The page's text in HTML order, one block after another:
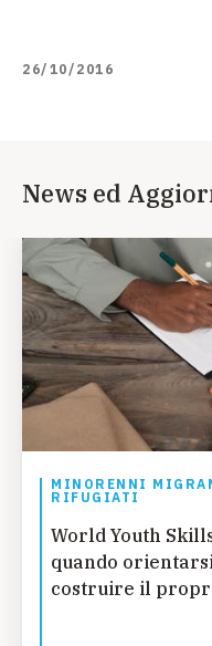
26/10/2016
News ed
MINORENNI
RIFUGIATI
World Youth
quando
costruire il